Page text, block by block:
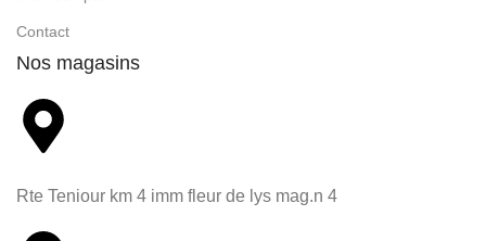
Contact
Nos magasins
Rte Teniour km 4 imm fleur de lys mag.n 4